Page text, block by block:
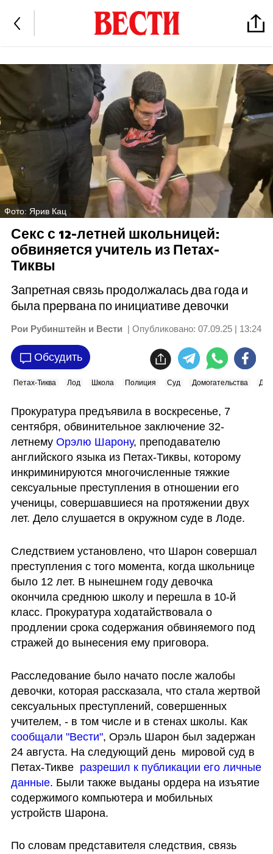
Фото: Ярив Кац
Секс с 12-летней школьницей:
обвиняется учитель из Петах-
Тиквы
Запретная связь продолжалась два года и
была прервана по инициативе девочки
Рои Рубинштейн и Вести | Опубликовано: 07.09.25 | 13:24
Обсудить
Петах-Тиква Лод Школа Полиция Суд Домогательства
Прокуратура предъявила в воскресенье, 7
сентября, обвинительное заключение 32-
летнему Орэлю Шарону, преподавателю
английского языка из Петах-Тиквы, которому
инкриминируются многочисленные тяжкие
сексуальные преступления в отношении его
ученицы, совершавшиеся на протяжении двух
лет. Дело слушается в окружном суде в Лоде.
Следствием установлено, что Шарон совершал
преступления с того момента, когда школьнице
было 12 лет. В нынешнем году девочка
окончила среднюю школу и перешла в 10-й
класс. Прокуратура ходатайствовала о
продлении срока содержания обвиняемого под
стражей до вынесения ему приговора.
Расследование было начато после жалобы
девочки, которая рассказала, что стала жертвой
сексуальных преступлений, совершенных
учителем, - в том числе и в стенах школы. Как
сообщали "Вести", Орэль Шарон был задержан
24 августа. На следующий день  мировой суд в
Петах-Тикве разрешил к публикации его личные
данные. Были также выданы ордера на изъятие
содержимого компьютера и мобильных
устройств Шарона.
По словам представителя следствия, связь